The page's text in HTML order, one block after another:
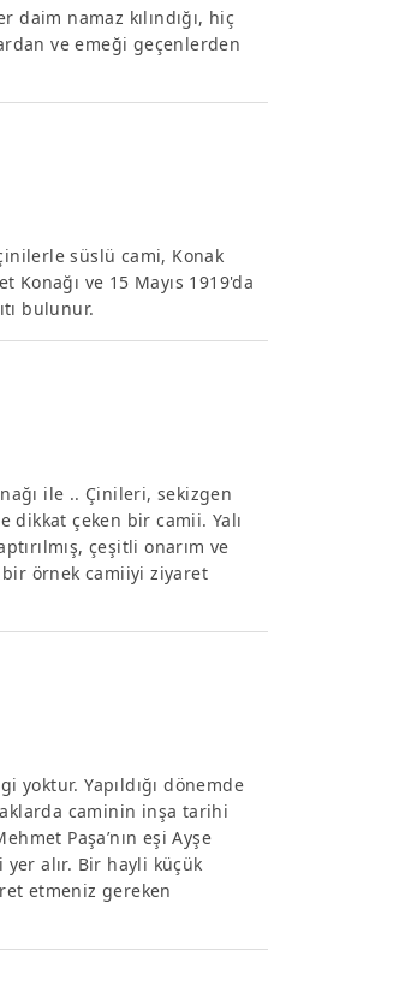
daim namaz kılındığı, hiç
ve emeği geçenlerden
süslü cami, Konak
Konağı ve 15 Mayıs 1919'da
bulunur.
ile .. Çinileri, sekizgen
dikkat çeken bir camii. Yalı
çeşitli onarım ve
bir örnek camiiyi ziyaret
yoktur. Yapıldığı dönemde
caminin inşa tarihi
Paşa’nın eşi Ayşe
yer alır. Bir hayli küçük
etmeniz gereken